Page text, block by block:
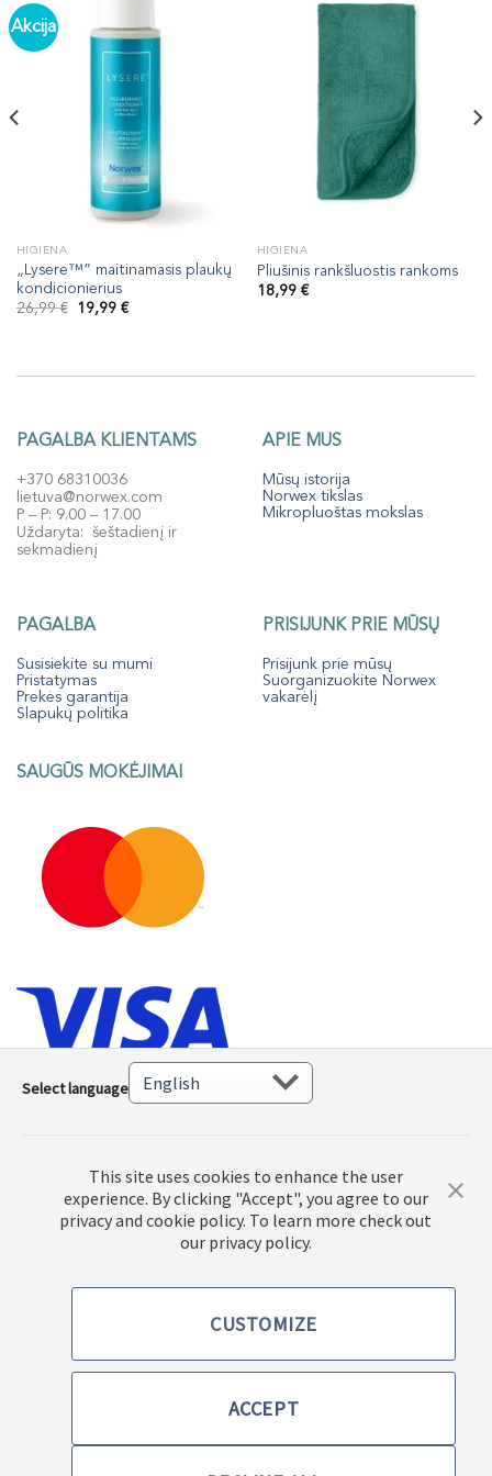
Akcija
HIGIENA
„Lysere™” maitinamasis plaukų
kondicionierius
26,99€ Original
price
19,99 €Current
HIGIENA
Pliušinis rankšluostis rankoms
18,99 €
PAGALBA KLIENTAMS
+370 68310036
lietuva@norwex.com
P – P: 9.00 – 17.00
Uždaryta: šeštadienį ir
sekmadienį
APIE MUS
Mūsų istorija
Norwex tikslas
Mikropluoštas mokslas
PAGALBA
Susisiekite su mumi
Pristatymas
Prekės garantija
Slapukų politika
PRISIJUNK PRIE MŪSŲ
Prisijunk prie mūsų
Suorganizuokite Norwex
vakarėlį
SAUGŪS MOKĖJIMAI
© 2022 Norwex Baltic SIA, Visos teisės saugomos
Select language
This site uses cookies to enhance the user
experience. By clicking "Accept", you agree to our
privacy and cookie policy. To learn more check out
our privacy policy.
CUSTOMIZE
ACCEPT